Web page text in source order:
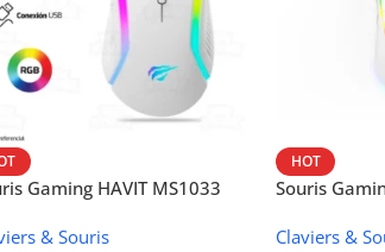
Gaming HAVIT MS1033
& Souris
HOT
Souris
Claviers &